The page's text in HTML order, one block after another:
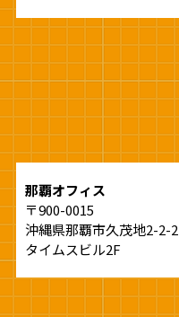
那覇オフィス
〒900-0015
沖縄県那覇市久茂地2-2-2
タイムスビル2F